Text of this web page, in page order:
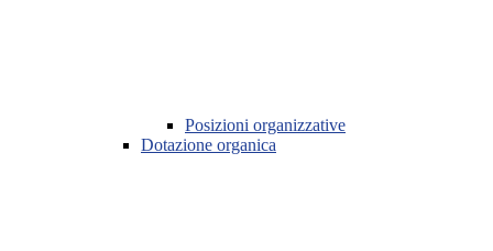
Posizioni organizzative
Dotazione organica